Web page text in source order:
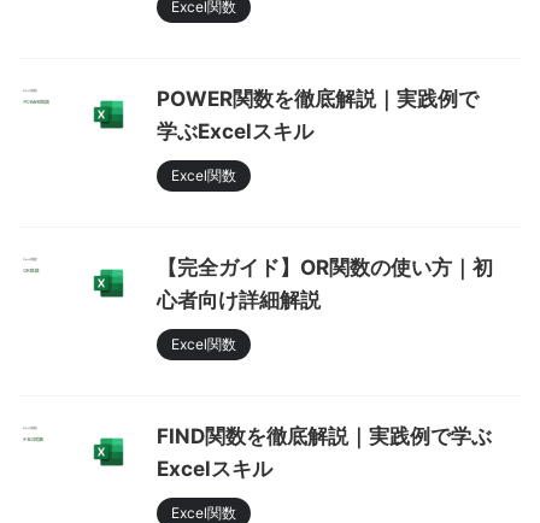
Excel関数
POWER関数を徹底解説｜実践例で
学ぶExcelスキル
Excel関数
【完全ガイド】OR関数の使い方｜初
心者向け詳細解説
Excel関数
FIND関数を徹底解説｜実践例で学ぶ
Excelスキル
Excel関数